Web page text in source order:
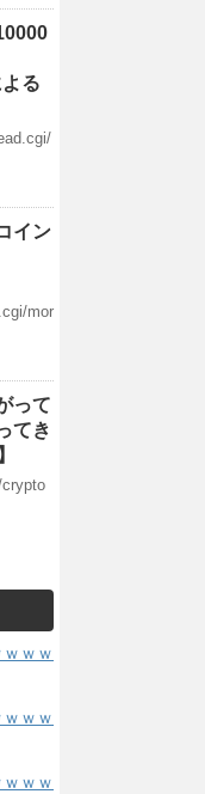
る
イン
mor
って
てき
ｗｗ
ｗｗ
ｗｗ